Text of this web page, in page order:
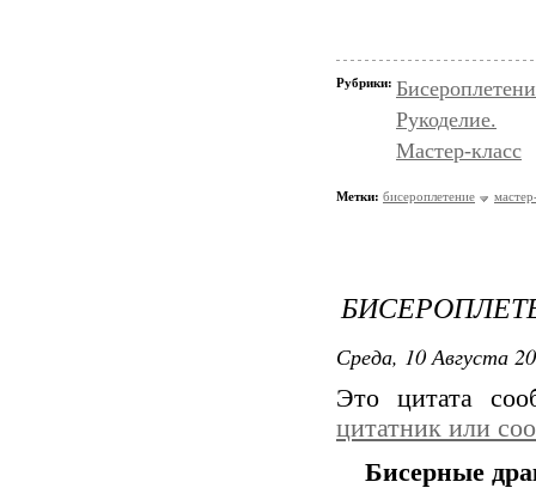
Рубрики:
Рукоделие.
Мастер-класс
Метки: бисероплетение
Среда, 10 Августа
Это цитата
цитатник или
Бисерные